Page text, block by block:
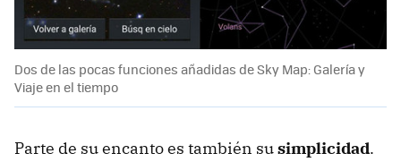
Dos de las pocas funciones añadidas de Sky Map: Galería y
Viaje en el tiempo
Parte de su encanto es también susimplicidad.